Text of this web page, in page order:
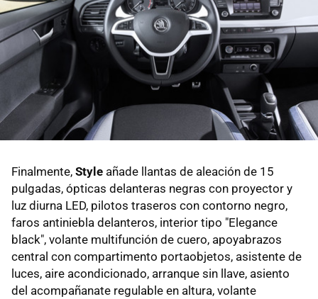
Finalmente, Style añade llantas de aleación de 15
pulgadas, ópticas delanteras negras con proyector y
luz diurna LED, pilotos traseros con contorno negro,
faros antiniebla delanteros, interior tipo "Elegance
black", volante multifunción de cuero, apoyabrazos
central con compartimento portaobjetos, asistente de
luces, aire acondicionado, arranque sin llave, asiento
del acompañanate regulable en altura, volante